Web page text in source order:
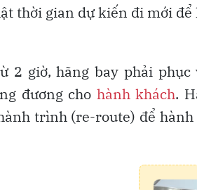
thời gian dự kiến đi mới
2 giờ, hãng bay phải
đương cho hành khách.
trình (re-route) để